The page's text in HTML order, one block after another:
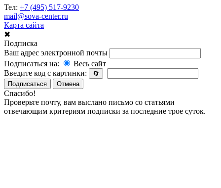
Тел: +7 (495) 517-9230
mail@sova-center.ru
Карта сайта
✖
Подписка
Ваш адрес электронной почты
Подписаться на:
Весь сайт
Введите код с картинки:
🔄
Подписаться
Отмена
Спасибо!
Проверьте почту, вам выслано письмо со статьями
отвечающим критериям подписки за последние трое суток.